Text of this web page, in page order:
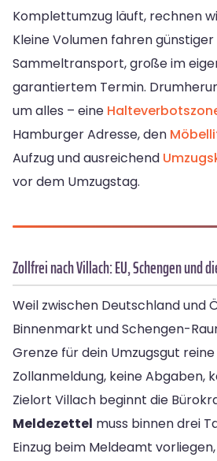
Komplettumzug läuft, rechnen
Kleine Volumen fahren günstiger
Sammeltransport, große im
garantiertem Termin.
um alles – eine
Hamburger Adresse, den
Aufzug und ausreichend
vor dem Umzugstag.
Zollfrei nach Villach: EU, Schengen und
Weil zwischen Deutschland und
Binnenmarkt und Schengen-
Grenze für dein Umzugsgut
Zollanmeldung, keine Abgaben,
Zielort Villach beginnt die
Meldezettel muss binnen drei
Einzug beim Meldeamt